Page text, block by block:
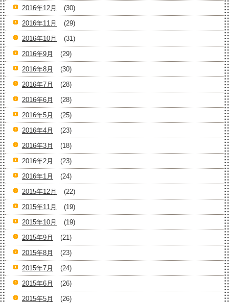
2016年12月
(30)
2016年11月
(29)
2016年10月
(31)
2016年9月
(29)
2016年8月
(30)
2016年7月
(28)
2016年6月
(28)
2016年5月
(25)
2016年4月
(23)
2016年3月
(18)
2016年2月
(23)
2016年1月
(24)
2015年12月
(22)
2015年11月
(19)
2015年10月
(19)
2015年9月
(21)
2015年8月
(23)
2015年7月
(24)
2015年6月
(26)
2015年5月
(26)